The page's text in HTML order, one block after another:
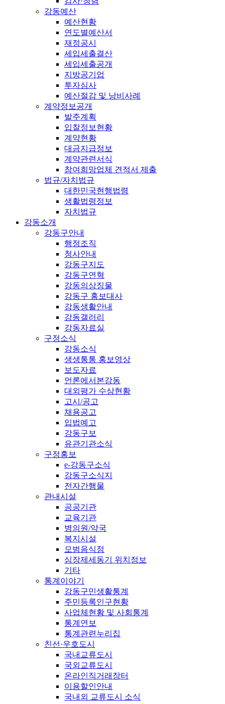
강동예산
예산현황
연도별예산서
재정공시
세입세출결산
세입세출공개
지방공기업
투자심사
예산절감 및 낭비사례
계약정보공개
발주계획
입찰정보현황
계약현황
대금지급정보
계약관련서식
참여희망업체 견적서 제출
법규/자치법규
대한민국현행법령
생활법령정보
자치법규
강동소개
강동구안내
행정조직
청사안내
강동구지도
강동구연혁
강동의상징물
강동구 홍보대사
강동생활안내
강동갤러리
강동자료실
구정소식
강동소식
생생통통 홍보영상
보도자료
언론에서본강동
대외평가 수상현황
고시/공고
채용공고
입법예고
강동구보
유관기관소식
구정홍보
e-강동구소식
강동구소식지
전자간행물
관내시설
공공기관
교육기관
병의원/약국
복지시설
모범음식점
심장제세동기 위치정보
기타
통계이야기
강동구민생활통계
주민등록인구현황
사업체현황 및 사회통계
통계연보
통계관련누리집
친선·우호도시
국내교류도시
국외교류도시
온라인직거래장터
이용할인안내
국내외 교류도시 소식